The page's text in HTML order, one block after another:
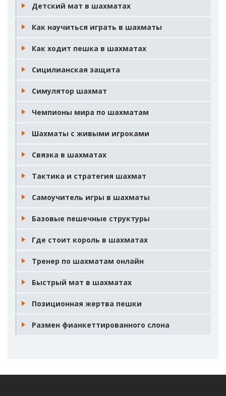
Детский мат в шахматах
Как научиться играть в шахматы
Как ходит пешка в шахматах
Сицилианская защита
Симулятор шахмат
Чемпионы мира по шахматам
Шахматы с живыми игроками
Связка в шахматах
Тактика и стратегия шахмат
Самоучитель игры в шахматы
Базовые пешечные структуры
Где стоит король в шахматах
Тренер по шахматам онлайн
Быстрый мат в шахматах
Позиционная жертва пешки
Размен фианкеттированного слона